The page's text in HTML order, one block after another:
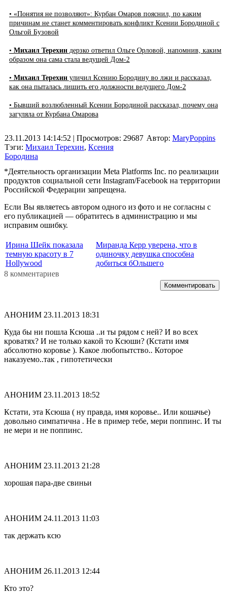
• «Понятия не позволяют»: Курбан Омаров пояснил, по каким
причинам не станет комментировать конфликт Ксении Бородиной с
Ольгой Бузовой
• Михаил Терехин дерзко ответил Ольге Орловой, напомнив, каким
образом она сама стала ведущей Дом-2
• Михаил Терехин уличил Ксению Бородину во лжи и рассказал,
как она пыталась лишить его должности ведущего Дом-2
• Бывший возлюбленный Ксении Бородиной рассказал, почему она
загуляла от Курбана Омарова
23.11.2013 14:14:52 | Просмотров: 29687
Тэги: Михаил Терехин, Ксения
Бородина
Автор: MaryPoppins
*Деятельность организации Meta Platforms Inc. по реализации
продуктов социальной сети Instagram/Facebook на территории
Российской Федерации запрещена.
Если Вы являетесь автором одного из фото и не согласны с
его публикацией — обратитесь в администрацию и мы
исправим ошибку.
Ирина Шейк показала
темную красоту в 7
Hollywood
Миранда Керр уверена, что в
одиночку девушка способна
добиться бОльшего
8 комментариев
Комментировать
АНОНИМ 23.11.2013 18:31
Куда бы ни пошла Ксюша ..и ты рядом с ней? И во всех
кроватях? И не только какой то Ксюши? (Кстати имя
абсолютно коровье ). Какое любопытство.. Которое
наказуемо..так , гипотетически
АНОНИМ 23.11.2013 18:52
Кстати, эта Ксюша ( ну правда, имя коровье.. Или кошачье)
довольно симпатична . Не в пример тебе, мери поппинс. И ты
не мери и не поппинс.
АНОНИМ 23.11.2013 21:28
хорошая пара-две свиньи
АНОНИМ 24.11.2013 11:03
так держать ксю
АНОНИМ 26.11.2013 12:44
Кто это?